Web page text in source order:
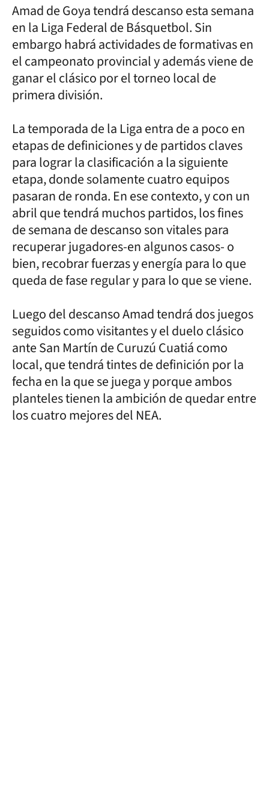
Amad de Goya tendrá descanso esta semana
en la Liga Federal de Básquetbol. Sin
embargo habrá actividades de formativas en
el campeonato provincial y además viene de
ganar el clásico por el torneo local de
primera división.
La temporada de la Liga entra de a poco en
etapas de definiciones y de partidos claves
para lograr la clasificación a la siguiente
etapa, donde solamente cuatro equipos
pasaran de ronda. En ese contexto, y con un
abril que tendrá muchos partidos, los fines
de semana de descanso son vitales para
recuperar jugadores-en algunos casos- o
bien, recobrar fuerzas y energía para lo que
queda de fase regular y para lo que se viene.
Luego del descanso Amad tendrá dos juegos
seguidos como visitantes y el duelo clásico
ante San Martín de Curuzú Cuatiá como
local, que tendrá tintes de definición por la
fecha en la que se juega y porque ambos
planteles tienen la ambición de quedar entre
los cuatro mejores del NEA.